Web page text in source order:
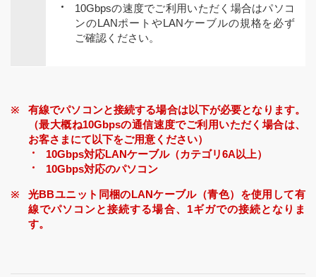
10Gbpsの速度でご利用いただく場合はパソコ
ンのLANポートやLANケーブルの規格を必ず
ご確認ください。
有線でパソコンと接続する場合は以下が必要となります。
（最大概ね10Gbpsの通信速度でご利用いただく場合は、
お客さまにて以下をご用意ください）
10Gbps対応LANケーブル（カテゴリ6A以上）
10Gbps対応のパソコン
光BBユニット同梱のLANケーブル（青色）を使用して有
線でパソコンと接続する場合、1ギガでの接続となりま
す。